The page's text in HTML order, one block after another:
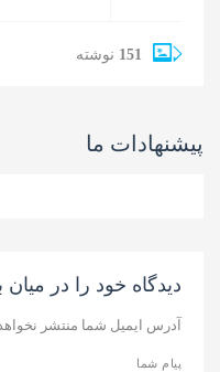
151 نوشته
پیشنهادات ما
دیدگاه خود را در میان
آدرس ایمیل شما منتشر
پیام شما